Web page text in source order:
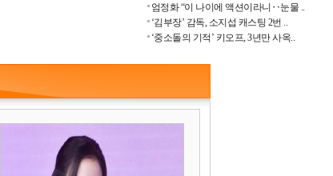
엄정화 “이 나이에 액션이라니‥눈물 ..
‘김부장’ 감독, 소지섭 캐스팅 2번 ..
‘중소돌의 기적’ 키오프, 3년만 사옥..